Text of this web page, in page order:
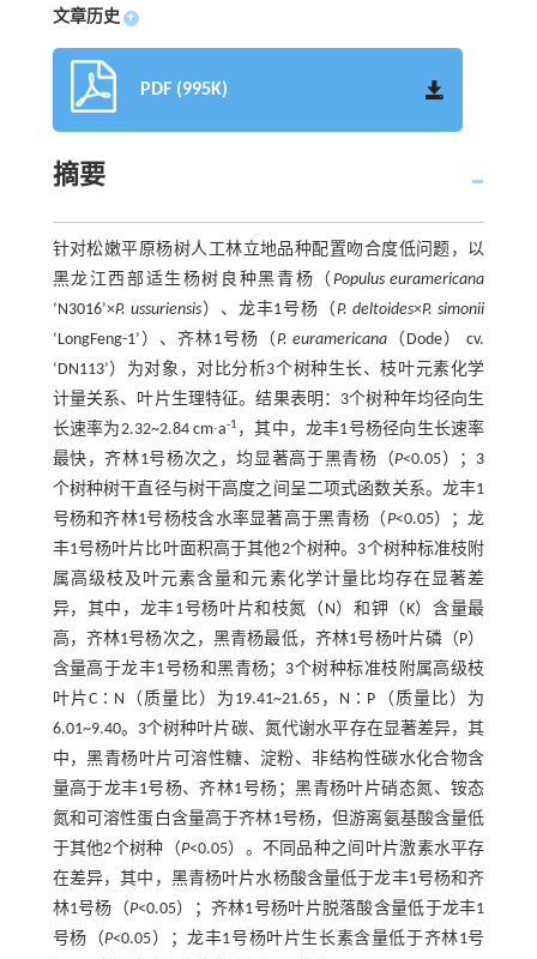
文章历史 +
PDF (995K)
摘要
针对松嫩平原杨树人工林立地品种配置吻合度低问题，以
黑龙江西部适生杨树良种黑青杨（ Populus euramericana
‘N3016’×P. ussuriensis）、龙丰1号杨（P. deltoides×P. simonii
‘LongFeng-1’）、齐林1号杨（P. euramericana （Dode） cv.
‘DN113’）为对象，对比分析3个树种生长、枝叶元素化学
计量关系、叶片生理特征。结果表明：3个树种年均径向生
长速率为2.32~2.84 cm∙a-1 ，其中，龙丰1号杨径向生长速率
最快，齐林1号杨次之，均显著高于黑青杨（P<0.05）；3
个树种树干直径与树干高度之间呈二项式函数关系。龙丰1
号杨和齐林1号杨枝含水率显著高于黑青杨（P<0.05）；龙
丰1号杨叶片比叶面积高于其他2个树种。3个树种标准枝附
属高级枝及叶元素含量和元素化学计量比均存在显著差
异，其中，龙丰1号杨叶片和枝氮（N）和钾（K）含量最
高，齐林1号杨次之，黑青杨最低，齐林1号杨叶片磷（P）
含量高于龙丰1号杨和黑青杨；3个树种标准枝附属高级枝
叶片C∶N（质量比）为19.41~21.65，N∶P（质量比）为
6.01~9.40。3个树种叶片碳、氮代谢水平存在显著差异，其
中，黑青杨叶片可溶性糖、淀粉、非结构性碳水化合物含
量高于龙丰1号杨、齐林1号杨；黑青杨叶片硝态氮、铵态
氮和可溶性蛋白含量高于齐林1号杨，但游离氨基酸含量低
于其他2个树种（P<0.05）。不同品种之间叶片激素水平存
在差异，其中，黑青杨叶片水杨酸含量低于龙丰1号杨和齐
林1号杨（P<0.05）；齐林1号杨叶片脱落酸含量低于龙丰1
号杨（P<0.05）；龙丰1号杨叶片生长素含量低于齐林1号